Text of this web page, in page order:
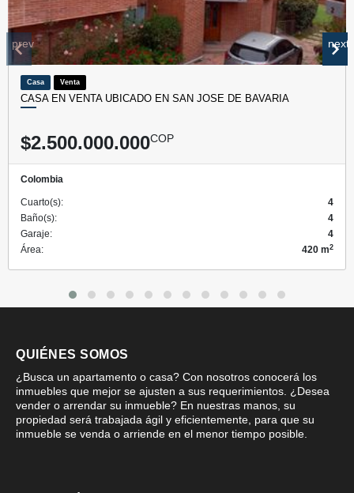
Casa Venta
CASA EN VENTA UBICADO EN SAN JOSE DE BAVARIA
$2.500.000.000COP
Colombia
Cuarto(s):
4
Baño(s):
4
Garaje:
4
Área:
420 m2
prev next
QUIÉNES SOMOS
¿Busca un apartamento o casa? Con nosotros conocerá los
inmuebles que mejor se ajusten a sus requerimientos. ¿Desea
vender o arrendar su inmueble? En nuestras manos, su
propiedad será trabajada ágil y eficientemente, para que su
inmueble se venda o arriende en el menor tiempo posible.